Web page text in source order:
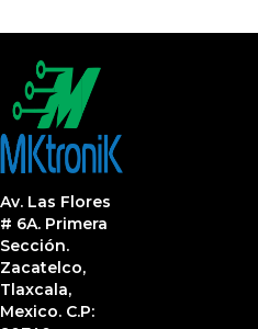
Av. Las Flores
# 6A. Primera
Sección.
Zacatelco,
Tlaxcala,
Mexico. C.P: